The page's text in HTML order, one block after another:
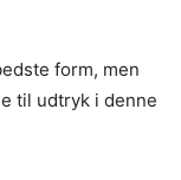
form, men
til udtryk i denne